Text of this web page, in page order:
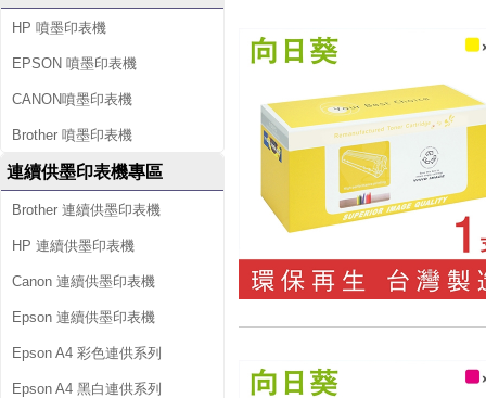
HP 噴墨印表機
EPSON 噴墨印表機
CANON噴墨印表機
Brother 噴墨印表機
連續供墨印表機專區
Brother 連續供墨印表機
HP 連續供墨印表機
Canon 連續供墨印表機
Epson 連續供墨印表機
Epson A4 彩色連供系列
Epson A4 黑白連供系列